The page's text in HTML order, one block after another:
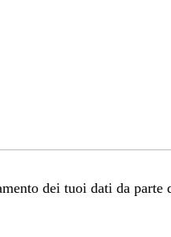
dei tuoi dati da parte